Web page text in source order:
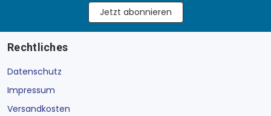
Jetzt abonnieren
Rechtliches
Datenschutz
Impressum
Versandkosten